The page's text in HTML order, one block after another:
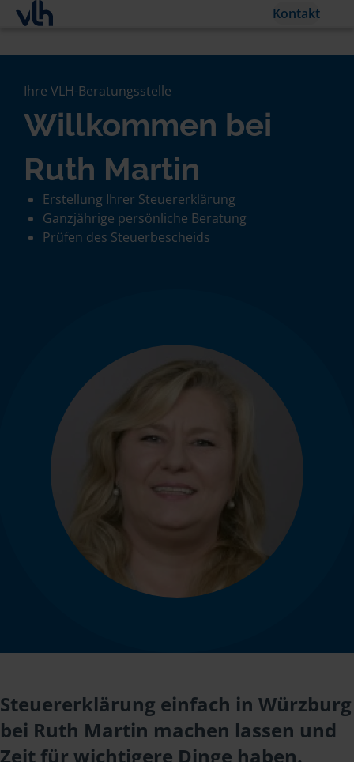
Kontakt
Ihre VLH-Beratungsstelle
Willkommen bei
Ruth Martin
Erstellung Ihrer Steuererklärung
Ganzjährige persönliche Beratung
Prüfen des Steuerbescheids
Steuererklärung einfach in Würzburg
bei Ruth Martin machen lassen und
Zeit für wichtigere Dinge haben.